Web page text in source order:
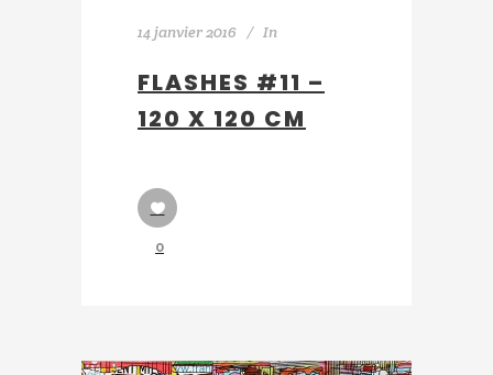
14 janvier 2016 In
FLASHES #11 –
120 X 120 CM
0